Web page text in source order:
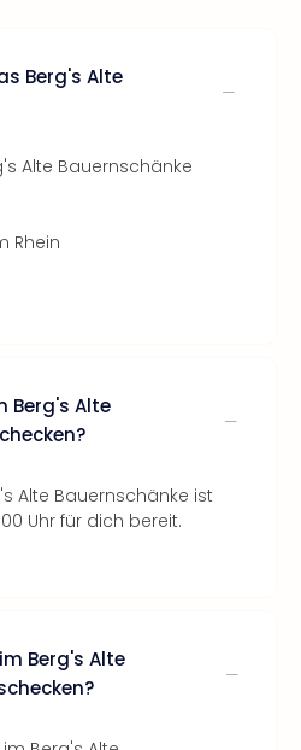
Berg's Alte
Alte Bauernschänke
Rhein
Berg's Alte
Alte Bauernschänke ist
Uhr für dich bereit.
Berg's Alte